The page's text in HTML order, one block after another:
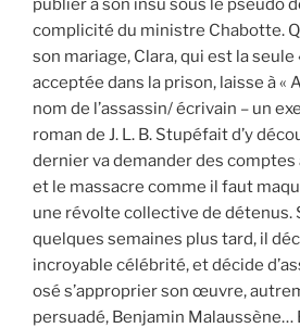
publier à son insu sous le pseudo
complicité du ministre Chabotte.
son mariage, Clara, qui est la seule
acceptée dans la prison, laisse à «
nom de l’assassin/ écrivain – un
roman de J. L. B. Stupéfait d’y
dernier va demander des comptes
et le massacre comme il faut
une révolte collective de détenus.
quelques semaines plus tard, il
incroyable célébrité, et décide
osé s’approprier son œuvre,
persuadé, Benjamin Malaussène…